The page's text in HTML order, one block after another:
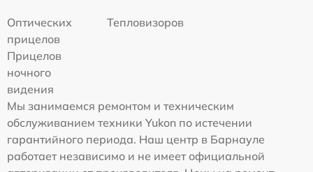
Оптических
прицелов
Тепловизоров
Прицелов
ночного
видения
Мы занимаемся ремонтом и техническим
обслуживанием техники Yukon по истечении
гарантийного периода. Наш центр в Барнауле
работает независимо и не имеет официальной